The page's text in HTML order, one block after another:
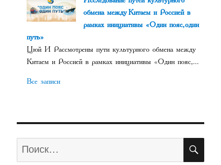
обмена между Китаем и Россией в
рамках инициативы «Один пояс, один
путь»
Цюй И Рассмотрены пути культурного обмена между
Китаем и Россией в рамках инициативы «Один пояс,...
Все записи